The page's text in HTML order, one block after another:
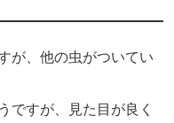
が、他の虫がついてい
ですが、見た目が良く